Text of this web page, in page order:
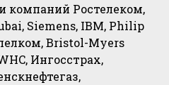
компаний Ростелеком,
Siemens, IBM, Philip
Bristol-Myers
Ингосстрах,